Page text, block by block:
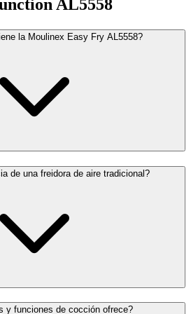
AL5558
la Moulinex Easy Fry AL5558?
de una freidora de aire tradicional?
y funciones de cocción ofrece?